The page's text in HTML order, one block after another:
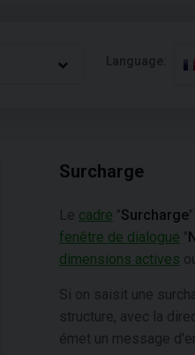
Language:
Surcharge
Le cadre "Surcharge
fenêtre de dialogue "
dimensions actives
Si on saisit une
structure, avec la
émet un message